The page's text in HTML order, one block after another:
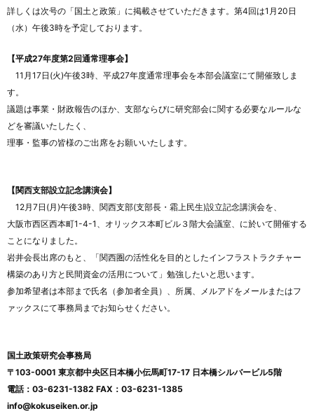
詳しくは次号の「国土と政策」に掲載させていただきます。第4回は1月20日
（水）午後3時を予定しております。
【平成27年度第2回通常理事会】
11月17日(火)午後3時、平成27年度通常理事会を本部会議室にて開催致しま
す。
議題は事業・財政報告のほか、支部ならびに研究部会に関する必要なルールな
どを審議いたしたく、
理事・監事の皆様のご出席をお願いいたします。
【関西支部設立記念講演会】
12月7日(月)午後3時、関西支部(支部長・霜上民生)設立記念講演会を、
大阪市西区西本町1-4-1、オリックス本町ビル３階大会議室、に於いて開催する
ことになりました。
岩井会長出席のもと、「関西圏の活性化を目的としたインフラストラクチャー
構築のあり方と民間資金の活用について」勉強したいと思います。
参加希望者は本部まで氏名（参加者全員）、所属、メルアドをメールまたはフ
ァックスにて事務局までお知らせください。
国土政策研究会事務局
〒103-0001 東京都中央区日本橋小伝馬町17-17 日本橋シルバービル5階
電話：03-6231-1382 FAX：03-6231-1385
info@kokuseiken.or.jp